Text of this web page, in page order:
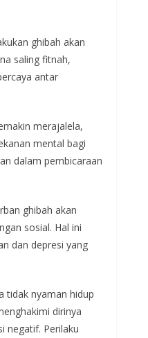
ghibah akan
saling fitnah,
antar
merajalela,
mental bagi
dalam pembicaraan
ghibah akan
sosial. Hal ini
dan depresi yang
tidak nyaman hidup
dirinya
negatif. Perilaku